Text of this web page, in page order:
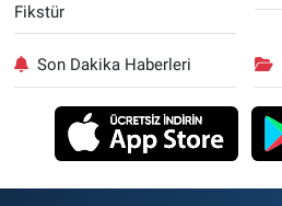
Fikstür
Son Dakika Haberleri